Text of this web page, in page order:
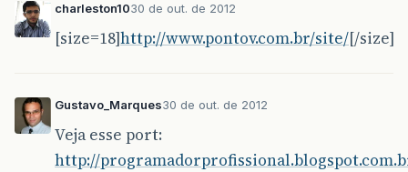
charleston1030 de out. de 2012
[size=18]http://www.pontov.com.br/site/[/size]
Gustavo_Marques30 de out. de 2012
Veja esse port:
http://